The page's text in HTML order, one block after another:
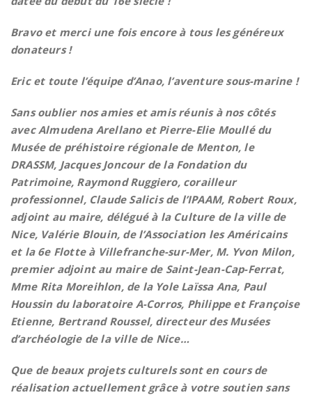
Bravo et merci une fois encore à tous les généreux
donateurs !
Eric et toute l’équipe d’Anao, l’aventure sous-marine !
Sans oublier nos amies et amis réunis à nos côtés
avec Almudena Arellano et Pierre-Elie Moullé du
Musée de préhistoire régionale de Menton, le
DRASSM, Jacques Joncour de la Fondation du
Patrimoine, Raymond Ruggiero, corailleur
professionnel, Claude Salicis de l’IPAAM, Robert Roux,
adjoint au maire, délégué à la Culture de la ville de
Nice, Valérie Blouin, de l’Association les Américains
et la 6e Flotte à Villefranche-sur-Mer, M. Yvon Milon,
premier adjoint au maire de Saint-Jean-Cap-Ferrat,
Mme Rita Moreihlon, de la Yole Laïssa Ana, Paul
Houssin du laboratoire A-Corros, Philippe et Françoise
Etienne, Bertrand Roussel, directeur des Musées
d’archéologie de la ville de Nice…
Que de beaux projets culturels sont en cours de
réalisation actuellement grâce à votre soutien sans